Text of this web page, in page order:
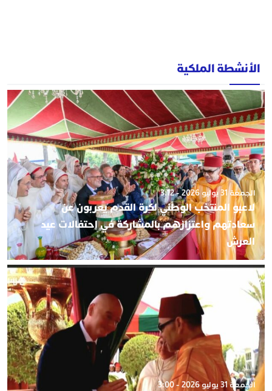
الأنشطة الملكية
الجمعة 31 يوليو 2026 - 3:12
لاعبو المنتخب الوطني لكرة القدم يعربون عن
سعادتهم واعتزازهم بالمشاركة في احتفالات عيد
العرش
الجمعة 31 يوليو 2026 - 3:00